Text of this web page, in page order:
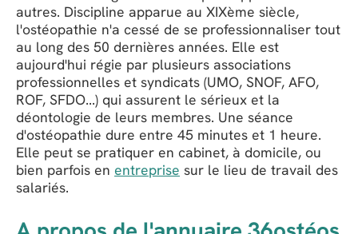
autres. Discipline apparue au XIXème siècle,
l'ostéopathie n'a cessé de se professionnaliser tout
au long des 50 dernières années. Elle est
aujourd'hui régie par plusieurs associations
professionnelles et syndicats (UMO, SNOF, AFO,
ROF, SFDO...) qui assurent le sérieux et la
déontologie de leurs membres. Une séance
d'ostéopathie dure entre 45 minutes et 1 heure.
Elle peut se pratiquer en cabinet, à domicile, ou
bien parfois en entreprise sur le lieu de travail des
salariés.